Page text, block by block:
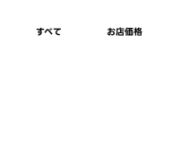
すべて お店価格